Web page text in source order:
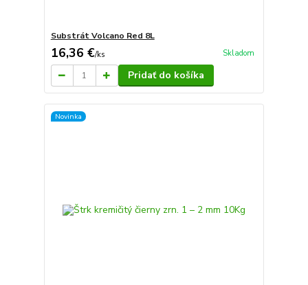
Substrát Volcano Red 8L
16,36 €/ks Skladom
Pridať do košíka
Novinka